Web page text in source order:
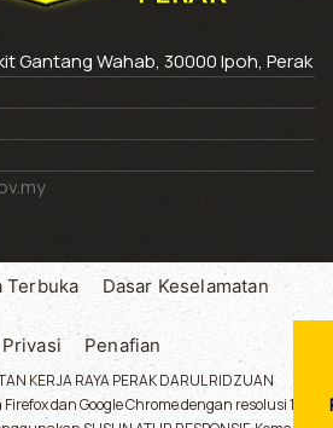
Gantang Wahab, 30000 Ipoh, Perak
Terbuka Dasar Keselamatan
Penafian
KERJA RAYA PERAK DARUL RIDZUAN
dan Google Chrome dengan resolusi 1024 x